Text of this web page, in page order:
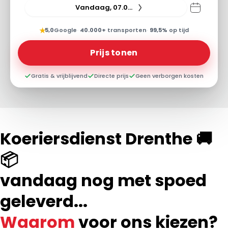
Vandaag, 07.08.26
★5,0Google· 40.000+ transporten· 99,5% op tijd
Prijs tonen
Gratis & vrijblijvend Directe prijs Geen verborgen kosten
Koeriersdienst Drenthe 🚚
📦
vandaag nog met spoed
geleverd...
Waaromvoor ons kiezen?